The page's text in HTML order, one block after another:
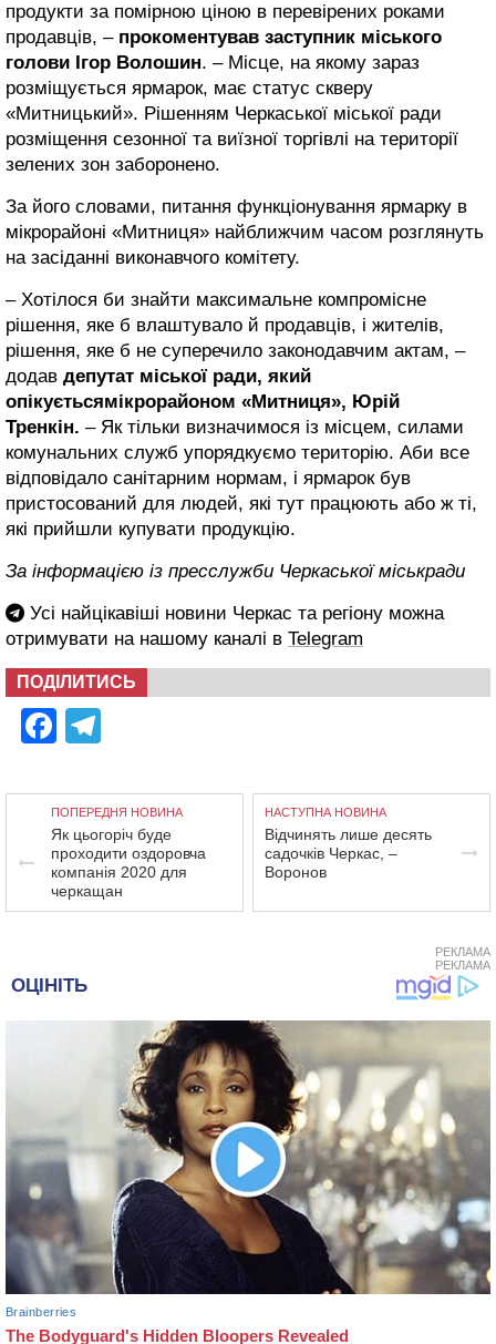
продукти за помірною ціною в перевірених роками
продавців, – прокоментував заступник міського
голови Ігор Волошин. – Місце, на якому зараз
розміщується ярмарок, має статус скверу
«Митницький». Рішенням Черкаської міської ради
розміщення сезонної та виїзної торгівлі на території
зелених зон заборонено.
За його словами, питання функціонування ярмарку в
мікрорайоні «Митниця» найближчим часом розглянуть
на засіданні виконавчого комітету.
– Хотілося би знайти максимальне компромісне
рішення, яке б влаштувало й продавців, і жителів,
рішення, яке б не суперечило законодавчим актам, –
додав депутат міської ради, який
опікуєтьсямікрорайоном «Митниця», Юрій
Тренкін. – Як тільки визначимося із місцем, силами
комунальних служб упорядкуємо територію. Аби все
відповідало санітарним нормам, і ярмарок був
пристосований для людей, які тут працюють або ж ті,
які прийшли купувати продукцію.
За інформацією із пресслужби Черкаської міськради
Усі найцікавіші новини Черкас та регіону можна
отримувати на нашому каналі в Telegram
ПОДІЛИТИСЬ
Facebook
ПОПЕРЕДНЯ НОВИНА
Як цьогоріч буде
проходити оздоровча
компанія 2020 для
черкащан
НАСТУПНА НОВИНА
Відчинять лише десять
садочків Черкас, –
Воронов
РЕКЛАМА
РЕКЛАМА